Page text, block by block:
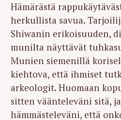
Hämärästä
herkullista savua.
Shiwanin erikoisuuden,
munilta näyttävät
Munien siemenillä
kiehtova, että ihmiset
arkeologit. Huomaan
sitten väänteleväni sitä,
hämmästeleväni, että